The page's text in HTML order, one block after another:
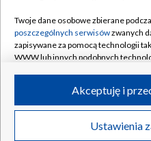
Rada Programowa
System NOS
Informacje o nadawcy
Program dla prasy
©2026 Telewizja
Twoje dane osobowe zbierane
poszczególnych serwisówzwanych
zapisywane za pomocą technologii
WWW lub innych podobnych
ruchu w Internecie.
Twoje dane osobowe zbierane
poszczególnych serwisówna Portalu,
Ustawienia
Akceptuję i